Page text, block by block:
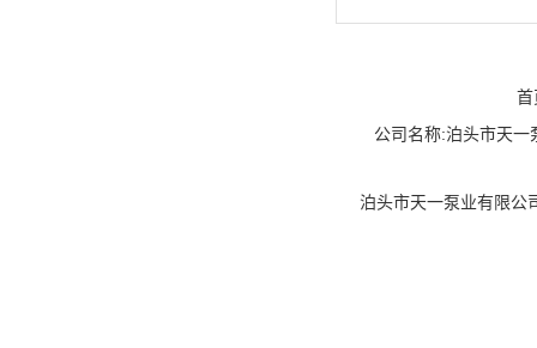
首
公司名称:泊头市天
泊头市天一泵业有限公